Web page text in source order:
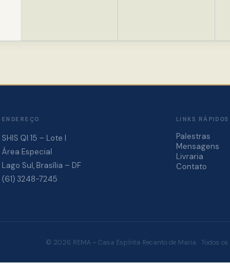
ENDEREÇO
SHIS QI 15 – Lote I
Área Especial
Lago Sul, Brasília – DF
(61) 3248-7245
LINKS RÁPIDOS
Palestras
Mensagens
Livraria
Contato
© 2026 REMA – Casa Espírita Recanto de Maria · Todos os